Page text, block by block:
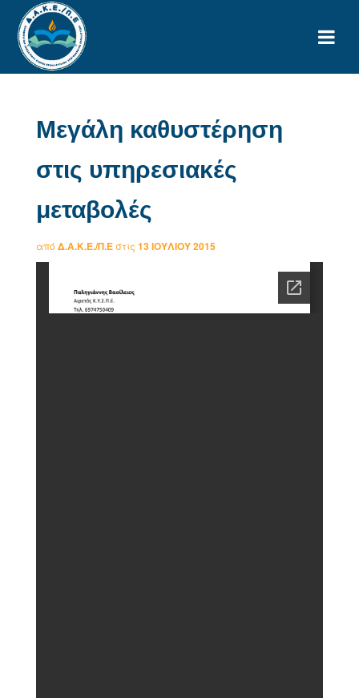
Μεγάλη καθυστέρηση
στις υπηρεσιακές
μεταβολές
από Δ.Α.Κ.Ε./Π.Εστις 13 ΙΟΥΛΊΟΥ 2015